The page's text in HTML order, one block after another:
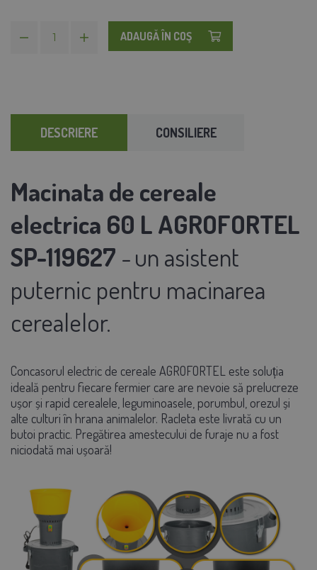
ADAUGĂ ÎN COŞ
DESCRIERE CONSILIERE
Macinata de cereale
electrica 60 L AGROFORTEL
SP-119627 -un asistent
puternic pentru macinarea
cerealelor.
Concasorul electric de cereale AGROFORTEL este soluția
ideală pentru fiecare fermier care are nevoie să prelucreze
ușor și rapid cerealele, leguminoasele, porumbul, orezul și
alte culturi în hrana animalelor. Racleta este livrată cu un
butoi practic. Pregătirea amestecului de furaje nu a fost
niciodată mai ușoară!